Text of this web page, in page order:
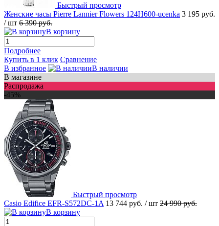
Быстрый просмотр
Женские часы Pierre Lannier Flowers 124H600-ucenka 3 195 руб.
/ шт 6 390 руб.
В корзину
Подробнее
Купить в 1 клик Сравнение
В избранное
В наличии
В магазине
Распродажа
-45%
Быстрый просмотр
Casio Edifice EFR-S572DC-1A 13 744 руб. / шт 24 990 руб.
В корзину